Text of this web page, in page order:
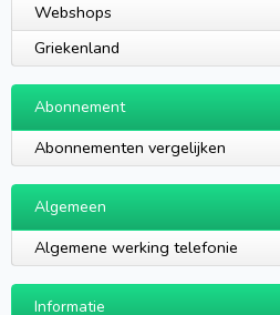
Webshops
Griekenland
Abonnement
Abonnementen vergelijken
Algemeen
Algemene werking telefonie
Informatie